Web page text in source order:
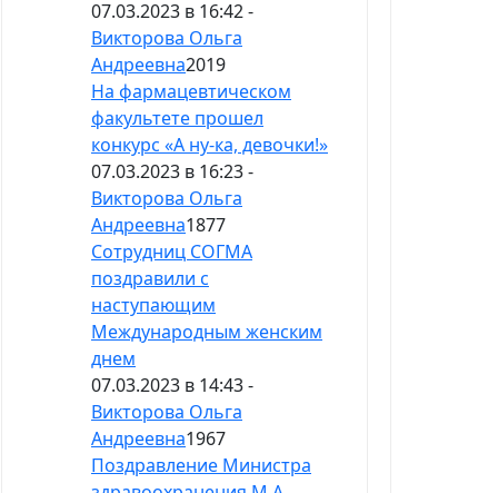
07.03.2023 в 16:42 -
Викторова Ольга
Андреевна2019
На фармацевтическом
факультете прошел
конкурс «А ну-ка, девочки!»
07.03.2023 в 16:23 -
Викторова Ольга
Андреевна1877
Сотрудниц СОГМА
поздравили с
наступающим
Международным женским
днем
07.03.2023 в 14:43 -
Викторова Ольга
Андреевна1967
Поздравление Министра